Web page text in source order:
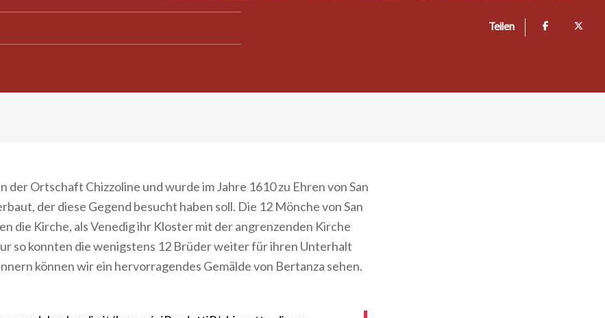
Teilen
der Ortschaft Chizzoline und wurde im Jahre 1610 zu Ehren von San
der diese Gegend besucht haben soll. Die 12 Mönche von San
die Kirche, als Venedig ihr Kloster mit der angrenzenden Kirche
so konnten die wenigstens 12 Brüder weiter für ihren Unterhalt
können wir ein hervorragendes Gemälde von Bertanza sehen.